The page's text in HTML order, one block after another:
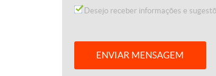
Desejo receber informações e
ENVIAR MENSAGEM